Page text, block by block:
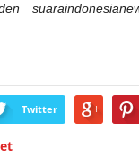
Twitter